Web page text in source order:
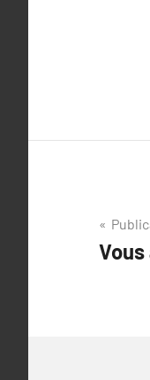
de